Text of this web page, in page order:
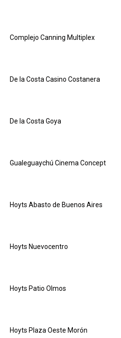
Complejo Canning Multiplex
De la Costa Casino Costanera
De la Costa Goya
Gualeguaychú Cinema Concept
Hoyts Abasto de Buenos Aires
Hoyts Nuevocentro
Hoyts Patio Olmos
Hoyts Plaza Oeste Morón